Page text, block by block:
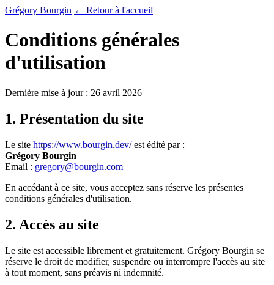
Grégory Bourgin ← Retour à l'accueil
Conditions générales
d'utilisation
Dernière mise à jour : 26 avril 2026
1. Présentation du site
Le site https://www.bourgin.dev/est édité par :
Grégory Bourgin
Email : gregory@bourgin.com
En accédant à ce site, vous acceptez sans réserve les présentes
conditions générales d'utilisation.
2. Accès au site
Le site est accessible librement et gratuitement. Grégory Bourgin se
réserve le droit de modifier, suspendre ou interrompre l'accès au site
à tout moment, sans préavis ni indemnité.